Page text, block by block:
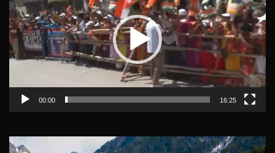
00:00 16:25
Video